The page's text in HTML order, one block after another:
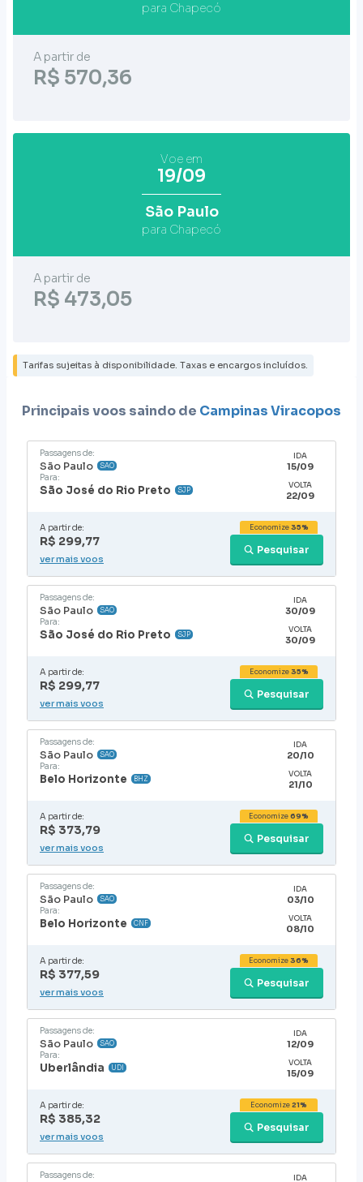
para Chapecó
A partir de
R$ 570,36
Voe em
19/09
São Paulo
para Chapecó
A partir de
R$ 473,05
Tarifas sujeitas à disponibilidade. Taxas e encargos incluídos.
Principais voos saindo de Campinas Viracopos
Passagens de:
São Paulo SAO
Para:
São José do Rio Preto SJP
IDA
15/09
VOLTA
22/09
A partir de:
R$ 299,77
Pesquisar
Economize35%
ver mais voos
Passagens de:
São Paulo SAO
Para:
São José do Rio Preto SJP
IDA
30/09
VOLTA
30/09
A partir de:
R$ 299,77
Pesquisar
Economize35%
ver mais voos
Passagens de:
São Paulo SAO
Para:
Belo Horizonte BHZ
IDA
20/10
VOLTA
21/10
A partir de:
R$ 373,79
Pesquisar
Economize69%
ver mais voos
Passagens de:
São Paulo SAO
Para:
Belo Horizonte CNF
IDA
03/10
VOLTA
08/10
A partir de:
R$ 377,59
Pesquisar
Economize36%
ver mais voos
Passagens de:
São Paulo SAO
Para:
Uberlândia UDI
IDA
12/09
VOLTA
15/09
A partir de:
R$ 385,32
Pesquisar
Economize21%
ver mais voos
Passagens de: IDA